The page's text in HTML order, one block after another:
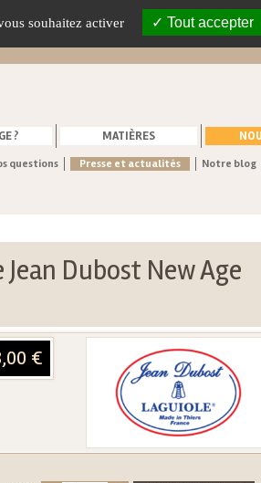
Vente en ligne de couteaux fabriqués
France
? MATIÈRES
questions Presse et actualités Notre blog
Dubost New Age
€
souhaitez activer
Tout accepter